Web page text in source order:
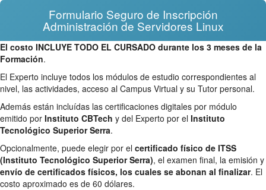
Formulario Seguro de Inscripción
Administración de Servidores Linux
El costo INCLUYE TODO EL CURSADO durante los 3 meses de la
Formación.
El Experto incluye todos los módulos de estudio correspondientes al
nivel, las actividades, acceso al Campus Virtual y su Tutor personal.
Además están incluídas las certificaciones digitales por módulo
emitido por Instituto CBTech y del Experto por el Instituto
Tecnológico Superior Serra.
Opcionalmente, puede elegir por el certificado físico de ITSS
(Instituto Tecnológico Superior Serra), el examen final, la emisión y
envío de certificados físicos, los cuales se abonan al finalizar. El
costo aproximado es de 60 dólares.